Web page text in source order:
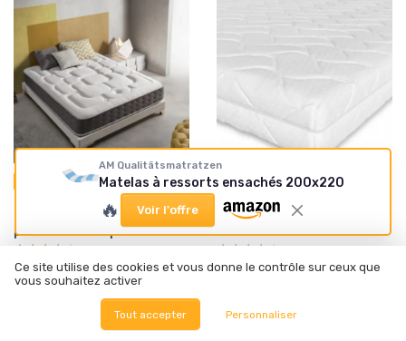
Test Produit • 27/01/2026
Test SIMPUR Relax : un
matelas qui tient ses
promesses basiques
★★★★★
★★★★★
Test Produit • 27/01/2026
Test Amazon Basics Matelas
7 zones : un soutien correct
sans chichis
★★★★★
★★★★★
AM Qualitätsmatratzen
Matelas à ressorts ensachés 200x220
🔥 Voir l'offre
Ce site utilise des cookies et vous donne le contrôle sur ceux que
vous souhaitez activer
Tout accepter Personnaliser